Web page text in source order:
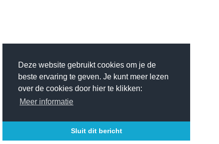
Deze website gebruikt cookies om je de
beste ervaring te geven. Je kunt meer lezen
over de cookies door hier te klikken:
Meer informatie
Sluit dit bericht